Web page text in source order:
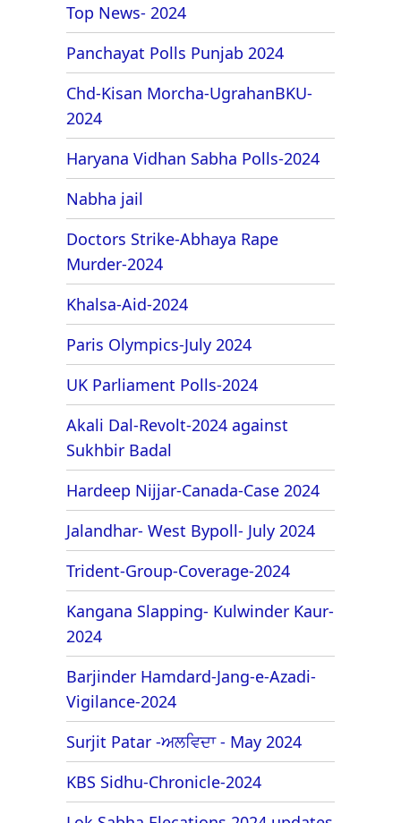
Top News- 2024
Panchayat Polls Punjab 2024
Chd-Kisan Morcha-UgrahanBKU-
2024
Haryana Vidhan Sabha Polls-2024
Nabha jail
Doctors Strike-Abhaya Rape
Murder-2024
Khalsa-Aid-2024
Paris Olympics-July 2024
UK Parliament Polls-2024
Akali Dal-Revolt-2024 against
Sukhbir Badal
Hardeep Nijjar-Canada-Case 2024
Jalandhar- West Bypoll- July 2024
Trident-Group-Coverage-2024
Kangana Slapping- Kulwinder Kaur-
2024
Barjinder Hamdard-Jang-e-Azadi-
Vigilance-2024
Surjit Patar -ਅਲਵਿਦਾ - May 2024
KBS Sidhu-Chronicle-2024